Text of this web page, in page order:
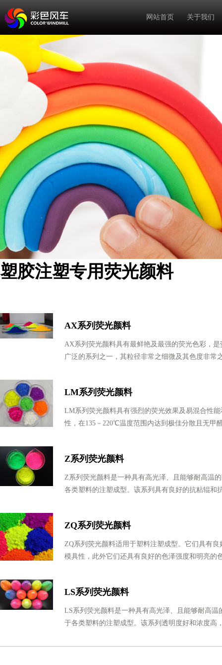
网站首页 关于我们
塑胶注塑专用荧光颜料
AX系列荧光颜料
AX系列荧光颜料具有最鲜艳及最强的荧光色彩，
广泛的系列之一，其粒径非常之细微及其色度非常
LM系列荧光颜料
LM系列荧光颜料具有强烈的荧光效果及易混合性
性，在135－220℃温度范围内达到极佳分散且无甲
Z系列荧光颜料
Z系列荧光颜料是一种具有高光泽、且能够耐高温
各类塑料的注塑成型。该系列具有良好的抗粘辊和
ZQ系列荧光颜料
ZQ系列荧光颜料适用于塑料注塑成型。它们具有良
模具性，此外它们还具有良好的色泽强度和明亮的
LS系列荧光颜料
LS系列荧光颜料是一种具有高光泽、且能够耐高温
于各类塑料的注塑成型。该系列透明度好和浓度高